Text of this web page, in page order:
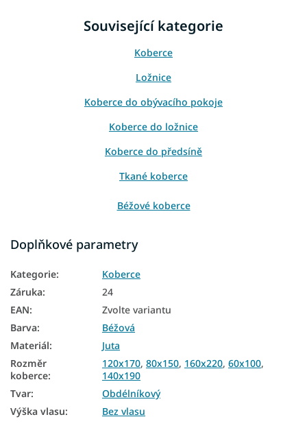
Související kategorie
Koberce
Ložnice
Koberce do obývacího pokoje
Koberce do ložnice
Koberce do předsíně
Tkané koberce
Béžové koberce
Koberce 80x150
Koberce 120x170
Koberce 140x190
Koberce 160x220
Koberce 200x290
Doplňkové parametry
Kategorie:
Koberce
Záruka:
24
EAN:
Zvolte variantu
Barva:
Béžová
Materiál:
Juta
Rozměr
koberce:
120x170, 80x150, 160x220, 60x100,
140x190
Tvar:
Obdélníkový
Výška vlasu: Bez vlasu